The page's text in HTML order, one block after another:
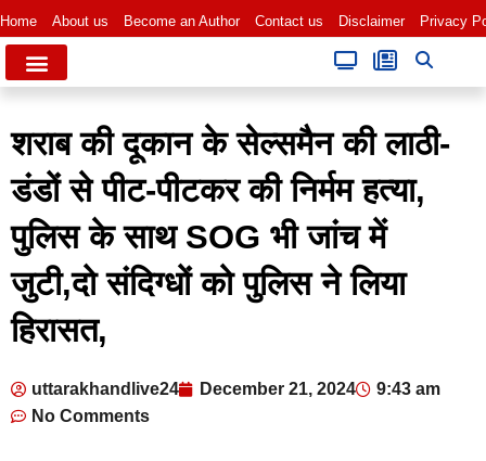
Home About us Become an Author Contact us Disclaimer Privacy
शराब की दूकान के सेल्समैन की लाठी-
डंडों से पीट-पीटकर की निर्मम हत्या,
पुलिस के साथ SOG भी जांच में
जुटी,दो संदिग्धों को पुलिस ने लिया
हिरासत,
uttarakhandlive24 December 21, 2024
9:43 am
No Comments